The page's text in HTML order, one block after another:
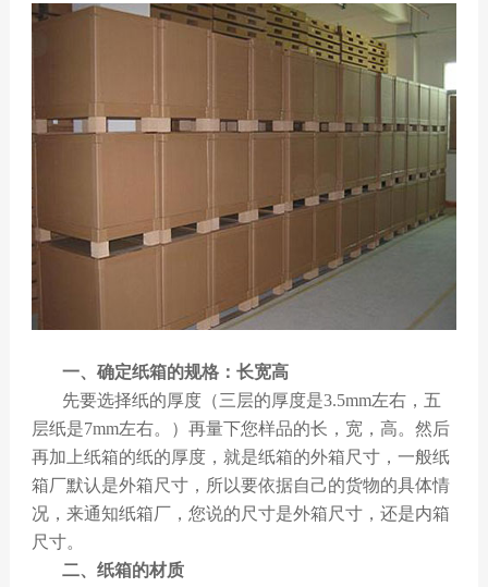
一、确定纸箱的规格：长宽高
先要选择纸的厚度（三层的厚度是3.5mm左右，五
层纸是7mm左右。）再量下您样品的长，宽，高。然后
再加上纸箱的纸的厚度，就是纸箱的外箱尺寸，一般纸
箱厂默认是外箱尺寸，所以要依据自己的货物的具体情
况，来通知纸箱厂，您说的尺寸是外箱尺寸，还是内箱
尺寸。
二、纸箱的材质